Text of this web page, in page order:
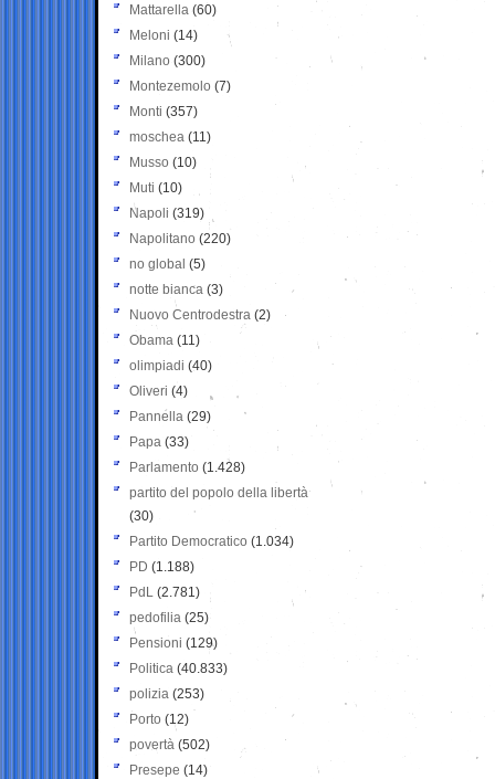
Mattarella (60)
Meloni (14)
Milano (300)
Montezemolo (7)
Monti (357)
moschea (11)
Musso (10)
Muti (10)
Napoli (319)
Napolitano (220)
no global (5)
notte bianca (3)
Nuovo Centrodestra (2)
Obama (11)
olimpiadi (40)
Oliveri (4)
Pannella (29)
Papa (33)
Parlamento (1.428)
partito del popolo della libertà
(30)
Partito Democratico (1.034)
PD (1.188)
PdL (2.781)
pedofilia (25)
Pensioni (129)
Politica (40.833)
polizia (253)
Porto (12)
povertà (502)
Presepe (14)